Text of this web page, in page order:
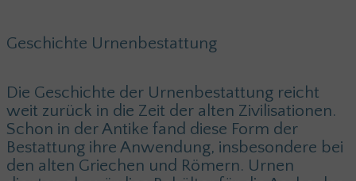
Geschichte Urnenbestattung
Die Geschichte der Urnenbestattung reicht
weit zurück in die Zeit der alten Zivilisationen.
Schon in der Antike fand diese Form der
Bestattung ihre Anwendung, insbesondere bei
den alten Griechen und Römern. Urnen